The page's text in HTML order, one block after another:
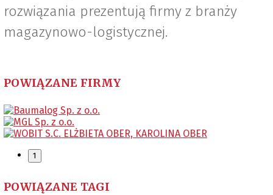
rozwiązania prezentują firmy z branży
magazynowo-logistycznej.
POWIĄZANE FIRMY
1
POWIĄZANE TAGI